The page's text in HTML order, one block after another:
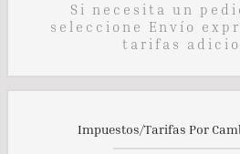
Si necesita un
seleccione Envío
tarifas
Impuestos/Tarifas Por